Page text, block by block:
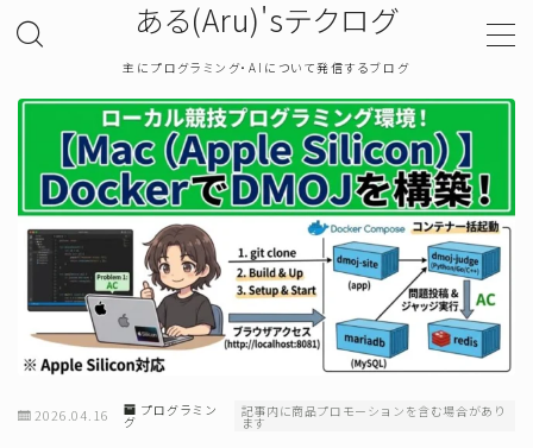
ある(Aru)'sテクログ
主にプログラミング・AIについて発信するブログ
TOP
プライバシーポリシー
お問い合わせ
確率・統計
プログラミング
2026.04.16 プログラミン
グ
記事内に商品プロモーションを含む場合があり
ます